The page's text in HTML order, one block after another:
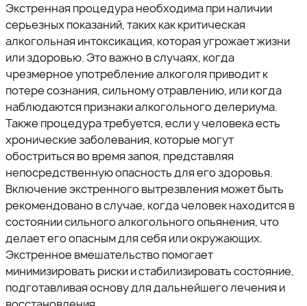
Экстренная процедура необходима при наличии
серьезных показаний, таких как критическая
алкогольная интоксикация, которая угрожает жизни
или здоровью. Это важно в случаях, когда
чрезмерное употребление алкоголя приводит к
потере сознания, сильному отравлению, или когда
наблюдаются признаки алкогольного делериума.
Также процедура требуется, если у человека есть
хронические заболевания, которые могут
обостриться во время запоя, представляя
непосредственную опасность для его здоровья.
Включение экстренного вытрезвления может быть
рекомендовано в случае, когда человек находится в
состоянии сильного алкогольного опьянения, что
делает его опасным для себя или окружающих.
Экстренное вмешательство помогает
минимизировать риски и стабилизировать состояние,
подготавливая основу для дальнейшего лечения и